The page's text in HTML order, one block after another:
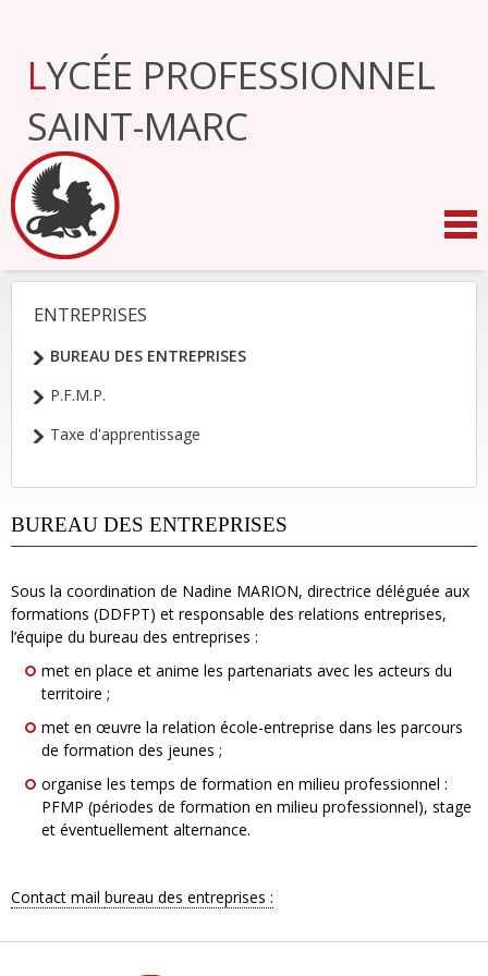
navigation
LYCÉE PROFESSIONNEL
SAINT-MARC
NAVIGATION
ENTREPRISES
BUREAU DES ENTREPRISES
P.F.M.P.
Taxe d'apprentissage
BUREAU DES ENTREPRISES
Sous la coordination de Nadine MARION, directrice déléguée aux
formations (DDFPT) et responsable des relations entreprises,
l’équipe du bureau des entreprises :
met en place et anime les partenariats avec les acteurs du
territoire ;
met en œuvre la relation école-entreprise dans les parcours
de formation des jeunes ;
organise les temps de formation en milieu professionnel :
PFMP (périodes de formation en milieu professionnel), stage
et éventuellement alternance.
Contact mail bureau des entreprises :